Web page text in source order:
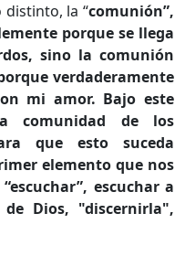
distinto, la “comunión”,
porque se llega
sino la comunión
verdaderamente
mi amor. Bajo este
comunidad de los
que esto suceda
elemento que nos
escuchar a
Dios, "discernirla",